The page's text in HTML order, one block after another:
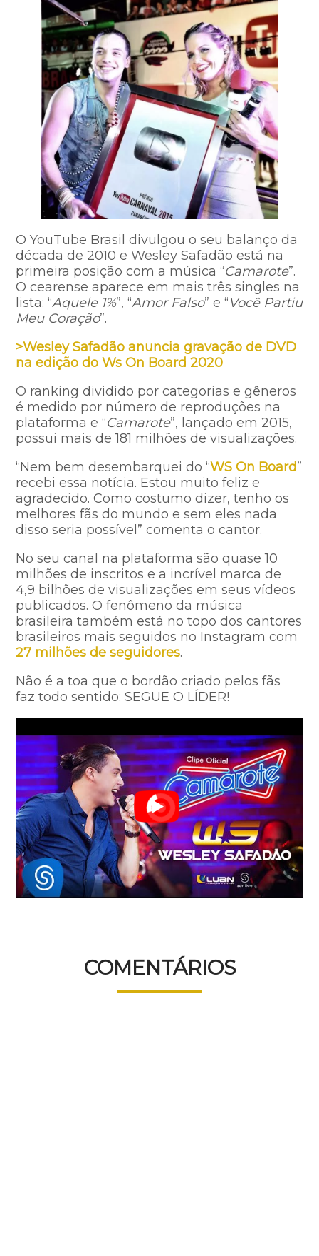
O YouTube Brasil divulgou o seu balanço da
década de 2010 e Wesley Safadão está na
primeira posição com a música “Camarote”.
O cearense aparece em mais três singles na
lista: “Aquele 1%”, “Amor Falso” e “Você Partiu
Meu Coração”.
>Wesley Safadão anuncia gravação de DVD
na edição do Ws On Board 2020
O ranking dividido por categorias e gêneros
é medido por número de reproduções na
plataforma e “Camarote”, lançado em 2015,
possui mais de 181 milhões de visualizações.
“Nem bem desembarquei do “WS On Board”
recebi essa notícia. Estou muito feliz e
agradecido. Como costumo dizer, tenho os
melhores fãs do mundo e sem eles nada
disso seria possível” comenta o cantor.
No seu canal na plataforma são quase 10
milhões de inscritos e a incrível marca de
4,9 bilhões de visualizações em seus vídeos
publicados. O fenômeno da música
brasileira também está no topo dos cantores
brasileiros mais seguidos no Instagram com
27 milhões de seguidores.
Não é a toa que o bordão criado pelos fãs
faz todo sentido: SEGUE O LÍDER!
COMENTÁRIOS